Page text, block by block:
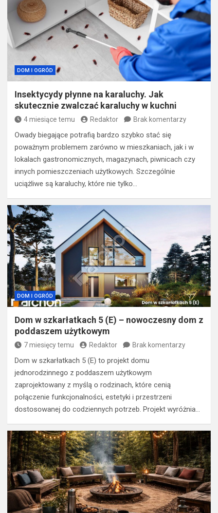
DOM I OGRÓD
Insektycydy płynne na karaluchy. Jak
skutecznie zwalczać karaluchy w kuchni
4 miesiące temu Redaktor Brak komentarzy
Owady biegające potrafią bardzo szybko stać się
poważnym problemem zarówno w mieszkaniach, jak i w
lokalach gastronomicznych, magazynach, piwnicach czy
innych pomieszczeniach użytkowych. Szczególnie
uciążliwe są karaluchy, które nie tylko…
DOM I OGRÓD
Dom w szkarłatkach 5 (E) – nowoczesny dom z
poddaszem użytkowym
7 miesięcy temu Redaktor Brak komentarzy
Dom w szkarłatkach 5 (E) to projekt domu
jednorodzinnego z poddaszem użytkowym
zaprojektowany z myślą o rodzinach, które cenią
połączenie funkcjonalności, estetyki i przestrzeni
dostosowanej do codziennych potrzeb. Projekt wyróżnia…